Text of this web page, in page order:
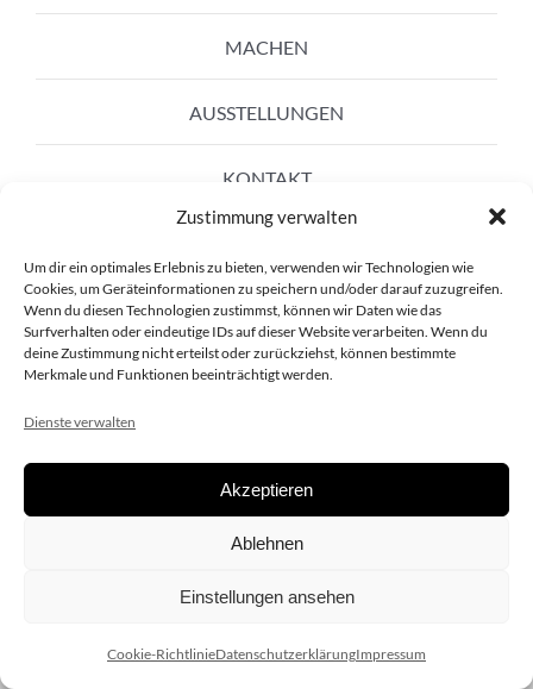
Zustimmung verwalten
Um dir ein optimales Erlebnis zu bieten, verwenden wir Technologien wie
Cookies, um Geräteinformationen zu speichern und/oder darauf zuzugreifen.
Wenn du diesen Technologien zustimmst, können wir Daten wie das
Surfverhalten oder eindeutige IDs auf dieser Website verarbeiten. Wenn du
deine Zustimmung nicht erteilst oder zurückziehst, können bestimmte
Merkmale und Funktionen beeinträchtigt werden.
Dienste verwalten
Akzeptieren
Ablehnen
Einstellungen ansehen
Cookie-RichtlinieDatenschutzerklärungImpressum
MACHEN
AUSSTELLUNGEN
KONTAKT
Copyright 2020 dieSCHAUsteller.at |Datenschützerklärung|
| Design:www.ARGEntur.at